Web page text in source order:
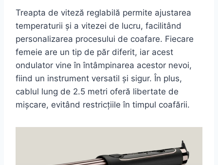
Treapta de viteză reglabilă permite ajustarea
temperaturii și a vitezei de lucru, facilitând
personalizarea procesului de coafare. Fiecare
femeie are un tip de păr diferit, iar acest
ondulator vine în întâmpinarea acestor nevoi,
fiind un instrument versatil și sigur. În plus,
cablul lung de 2.5 metri oferă libertate de
mișcare, evitând restricțiile în timpul coafării.